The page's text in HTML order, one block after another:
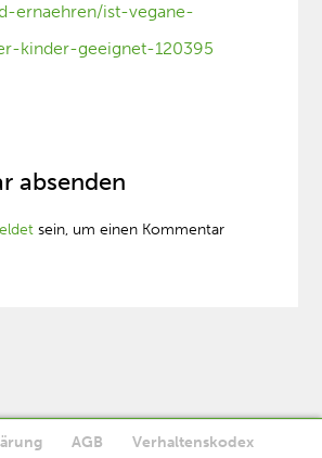
ernaehren/ist-vegane-
kinder-geeignet-120395
absenden
sein, um einen Kommentar
AGB
Verhaltenskodex